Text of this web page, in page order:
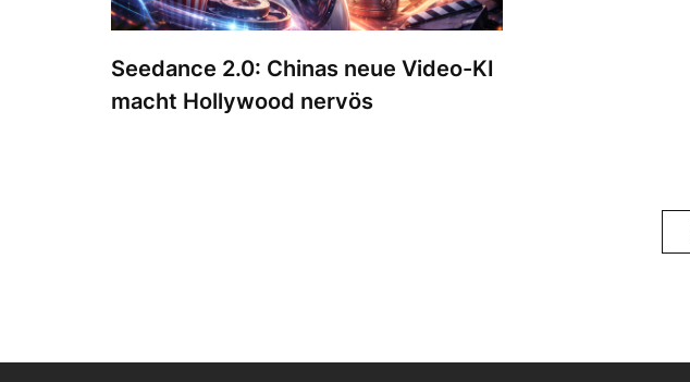
Seedance 2.0: Chinas neue Video-KI
macht Hollywood nervös